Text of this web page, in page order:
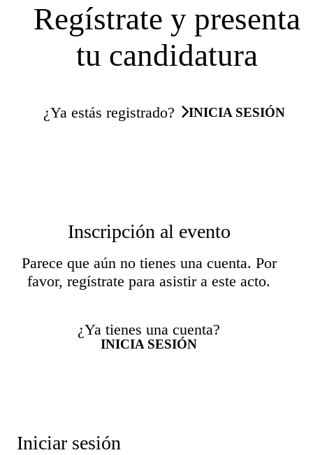
Regístrate y presenta
tu candidatura
¿Ya estás registrado? INICIA SESIÓN
Inscripción al evento
Parece que aún no tienes una cuenta. Por
favor, regístrate para asistir a este acto.
¿Ya tienes una cuenta?
INICIA SESIÓN
Iniciar sesión